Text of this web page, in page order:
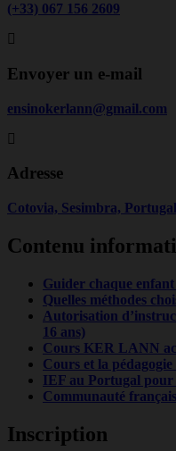
(+33) 067 156 2609
Envoyer un e-mail
ensinokerlann@gmail.com
Adresse
Cotovia, Sesimbra, Portugal
Contenu
Guider chaque
Quelles méthodes
Autorisation
16 ans)
Cours KER LANN
Cours et la
IEF au Portugal pour
Communauté
Inscription